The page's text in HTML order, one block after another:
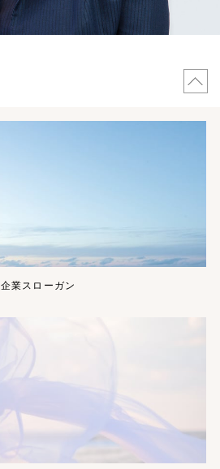
企業スローガン